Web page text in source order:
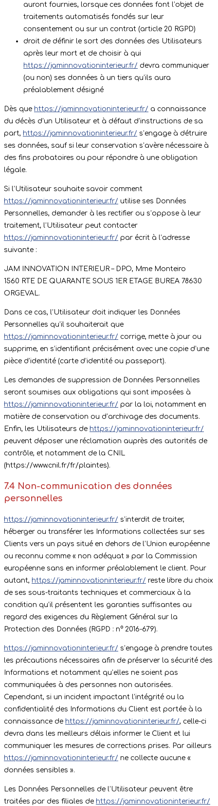
auront fournies, lorsque ces données font l’objet de
traitements automatisés fondés sur leur
consentement ou sur un contrat (article 20 RGPD)
droit de définir le sort des données des Utilisateurs
après leur mort et de choisir à qui
https://jaminnovationinterieur.fr/ devra communiquer
(ou non) ses données à un tiers qu’ils aura
préalablement désigné
Dès que https://jaminnovationinterieur.fr/ a connaissance
du décès d’un Utilisateur et à défaut d’instructions de sa
part, https://jaminnovationinterieur.fr/ s’engage à détruire
ses données, sauf si leur conservation s’avère nécessaire à
des fins probatoires ou pour répondre à une obligation
légale.
Si l’Utilisateur souhaite savoir comment
https://jaminnovationinterieur.fr/ utilise ses Données
Personnelles, demander à les rectifier ou s’oppose à leur
traitement, l’Utilisateur peut contacter
https://jaminnovationinterieur.fr/ par écrit à l’adresse
suivante :
JAM INNOVATION INTERIEUR – DPO, Mme Monteiro
1560 RTE DE QUARANTE SOUS 1ER ETAGE BUREA 78630
ORGEVAL.
Dans ce cas, l’Utilisateur doit indiquer les Données
Personnelles qu’il souhaiterait que
https://jaminnovationinterieur.fr/ corrige, mette à jour ou
supprime, en s’identifiant précisément avec une copie d’une
pièce d’identité (carte d’identité ou passeport).
Les demandes de suppression de Données Personnelles
seront soumises aux obligations qui sont imposées à
https://jaminnovationinterieur.fr/ par la loi, notamment en
matière de conservation ou d’archivage des documents.
Enfin, les Utilisateurs de https://jaminnovationinterieur.fr/
peuvent déposer une réclamation auprès des autorités de
contrôle, et notamment de la CNIL
(https://www.cnil.fr/fr/plaintes).
7.4 Non-communication des données
personnelles
https://jaminnovationinterieur.fr/ s’interdit de traiter,
héberger ou transférer les Informations collectées sur ses
Clients vers un pays situé en dehors de l’Union européenne
ou reconnu comme « non adéquat » par la Commission
européenne sans en informer préalablement le client. Pour
autant, https://jaminnovationinterieur.fr/ reste libre du choix
de ses sous-traitants techniques et commerciaux à la
condition qu’il présentent les garanties suffisantes au
regard des exigences du Règlement Général sur la
Protection des Données (RGPD : n° 2016-679).
https://jaminnovationinterieur.fr/ s’engage à prendre toutes
les précautions nécessaires afin de préserver la sécurité des
Informations et notamment qu’elles ne soient pas
communiquées à des personnes non autorisées.
Cependant, si un incident impactant l’intégrité ou la
confidentialité des Informations du Client est portée à la
connaissance de https://jaminnovationinterieur.fr/, celle-ci
devra dans les meilleurs délais informer le Client et lui
communiquer les mesures de corrections prises. Par ailleurs
https://jaminnovationinterieur.fr/ ne collecte aucune «
données sensibles ».
Les Données Personnelles de l’Utilisateur peuvent être
traitées par des filiales de https://jaminnovationinterieur.fr/